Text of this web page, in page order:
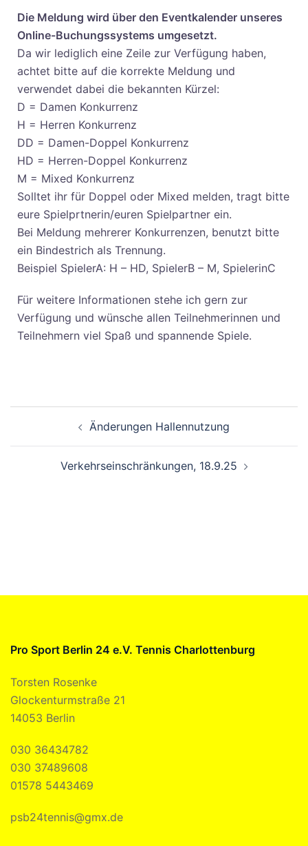
Die Meldung wird über den Eventkalender unseres
Online-Buchungssystems umgesetzt.
Da wir lediglich eine Zeile zur Verfügung haben,
achtet bitte auf die korrekte Meldung und
verwendet dabei die bekannten Kürzel:
D = Damen Konkurrenz
H = Herren Konkurrenz
DD = Damen-Doppel Konkurrenz
HD = Herren-Doppel Konkurrenz
M = Mixed Konkurrenz
Solltet ihr für Doppel oder Mixed melden, tragt bitte
eure Spielprtnerin/euren Spielpartner ein.
Bei Meldung mehrerer Konkurrenzen, benutzt bitte
ein Bindestrich als Trennung.
Beispiel SpielerA: H – HD, SpielerB – M, SpielerinC
Für weitere Informationen stehe ich gern zur
Verfügung und wünsche allen Teilnehmerinnen und
Teilnehmern viel Spaß und spannende Spiele.
Änderungen Hallennutzung
Verkehrseinschränkungen, 18.9.25
Pro Sport Berlin 24 e.V. Tennis Charlottenburg
Torsten Rosenke
Glockenturmstraße 21
14053 Berlin
030 36434782
030 37489608
01578 5443469
psb24tennis@gmx.de